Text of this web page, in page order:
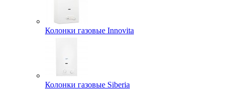
Колонки газовые Innovita
Колонки газовые Siberia